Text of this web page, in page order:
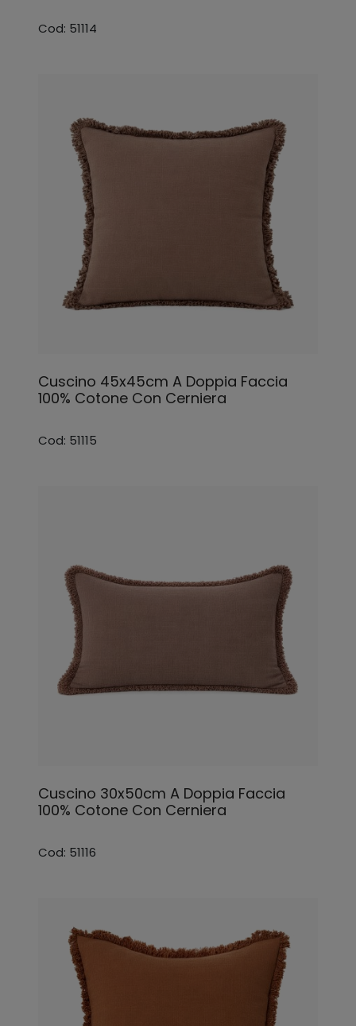
Cod: 51114
Cuscino 45x45cm A Doppia Faccia
100% Cotone Con Cerniera
Cod: 51115
Cuscino 30x50cm A Doppia Faccia
100% Cotone Con Cerniera
Cod: 51116